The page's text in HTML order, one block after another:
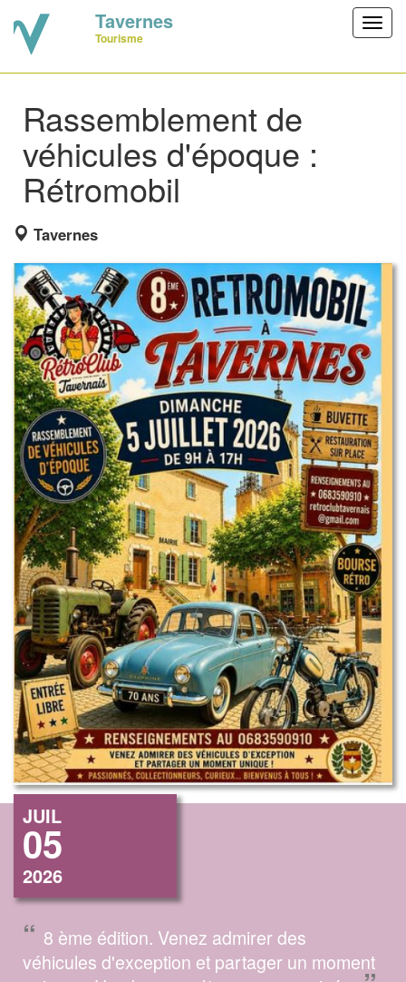
Tavernes
Tourisme
Rassemblement de
véhicules d'époque :
Rétromobil
Tavernes
JUIL
05
2026
“ 8 ème édition. Venez admirer des
véhicules d'exception et partager un moment